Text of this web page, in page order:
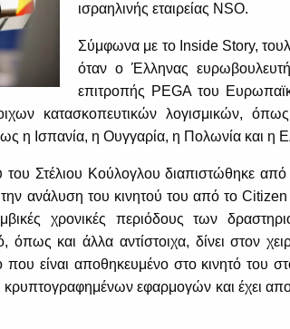
ισραηλινής εταιρείας NSO.
Σύμφωνα με το Inside Story,
όταν ο Έλληνας
επιτροπής PEGA του
κατασκοπευτικών λογισμικών,
η Ισπανία, η Ουγγαρία, η Πολωνία και η
του Στέλιου Κούλογλου διαπιστώθηκε
ανάλυση του κινητού του από το Citizen
χρονικές περιόδους των
όπως και άλλα αντίστοιχα, δίνει στον
είναι αποθηκευμένο στο κινητό του
εφαρμογών και έχει